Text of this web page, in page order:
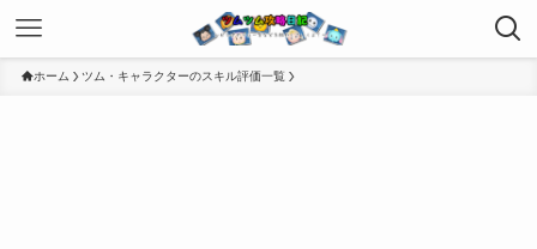
ホーム ツム・キャラクターのスキル評価一覧